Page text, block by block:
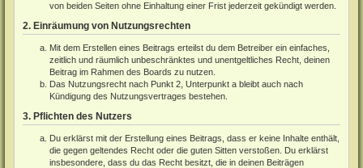
von beiden Seiten ohne Einhaltung einer Frist jederzeit gekündigt werden.
2. Einräumung von Nutzungsrechten
Mit dem Erstellen eines Beitrags erteilst du dem Betreiber ein einfaches,
zeitlich und räumlich unbeschränktes und unentgeltliches Recht, deinen
Beitrag im Rahmen des Boards zu nutzen.
Das Nutzungsrecht nach Punkt 2, Unterpunkt a bleibt auch nach
Kündigung des Nutzungsvertrages bestehen.
3. Pflichten des Nutzers
Du erklärst mit der Erstellung eines Beitrags, dass er keine Inhalte enthält,
die gegen geltendes Recht oder die guten Sitten verstoßen. Du erklärst
insbesondere, dass du das Recht besitzt, die in deinen Beiträgen